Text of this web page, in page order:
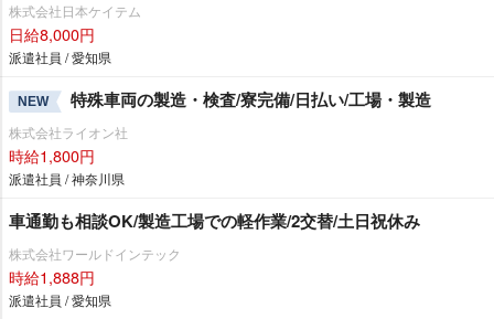
株式会社日本ケイテム
日給8,000円
派遣社員 / 愛知県
NEW 特殊車両の製造・検査/寮完備/日払い/工場・製造
株式会社ライオン社
時給1,800円
派遣社員 / 神奈川県
車通勤も相談OK/製造工場での軽作業/2交替/土日祝休み
株式会社ワールドインテック
時給1,888円
派遣社員 / 愛知県